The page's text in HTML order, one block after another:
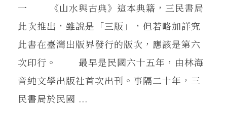
一 《山水與古典》這本典籍，三民書局
此次推出，雖說是「三版」，但若略加詳究
此書在臺灣出版界發行的版次，應該是第六
次印行。 最早是民國六十五年，由林海
音純文學出版社首次出刊。事隔二十年，三
民書局於民國 ...